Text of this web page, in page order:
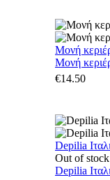
Μονή
Μονή
€14.50
Depilia
Out of stock
Depilia